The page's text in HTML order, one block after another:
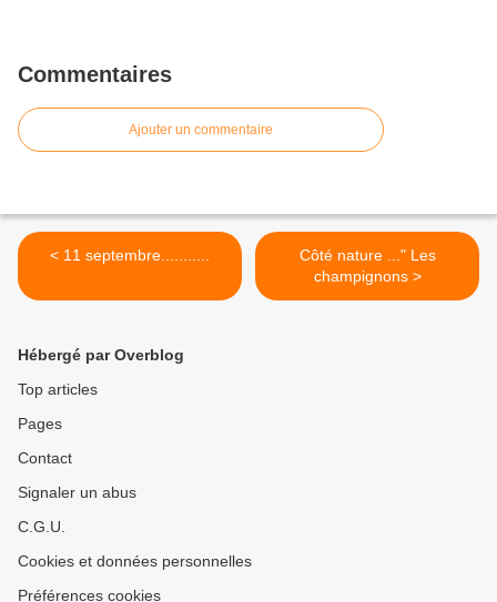
Commentaires
Ajouter un commentaire
< 11 septembre...........
Côté nature ..." Les
champignons >
Hébergé par Overblog
Top articles
Pages
Contact
Signaler un abus
C.G.U.
Cookies et données personnelles
Préférences cookies